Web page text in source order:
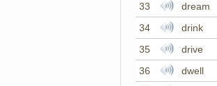
33
dream
34
drink
35
drive
36
dwell